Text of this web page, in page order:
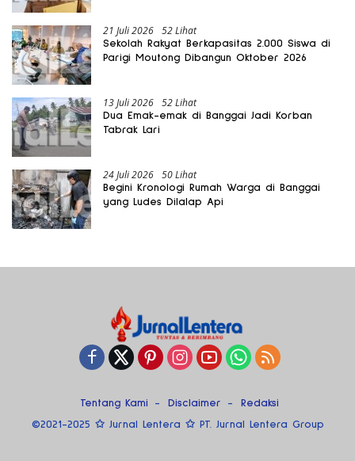
21 Juli 2026 52 Lihat
Sekolah Rakyat Berkapasitas 2.000 Siswa di
Parigi Moutong Dibangun Oktober 2026
13 Juli 2026 52 Lihat
Dua Emak-emak di Banggai Jadi Korban
Tabrak Lari
24 Juli 2026 50 Lihat
Begini Kronologi Rumah Warga di Banggai
yang Ludes Dilalap Api
Tentang Kami Disclaimer
Redaksi
©2021-2025 ✩ Jurnal Lentera ✩ PT. Jurnal Lentera Group